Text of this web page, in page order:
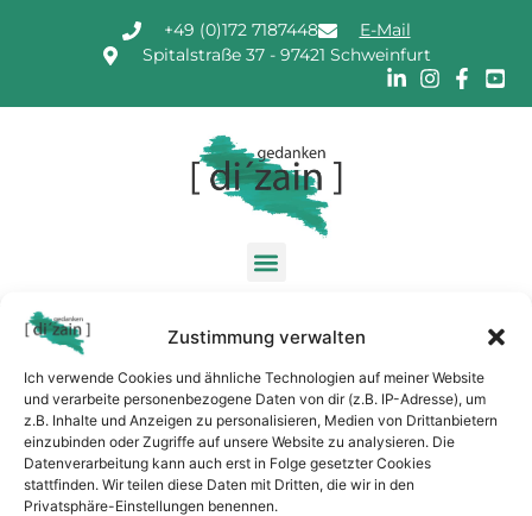
Zustimmung verwalten
Ich verwende Cookies und ähnliche Technologien auf meiner Website
und verarbeite personenbezogene Daten von dir (z.B. IP-Adresse), um
z.B. Inhalte und Anzeigen zu personalisieren, Medien von Drittanbietern
einzubinden oder Zugriffe auf unsere Website zu analysieren. Die
Datenverarbeitung kann auch erst in Folge gesetzter Cookies
stattfinden. Wir teilen diese Daten mit Dritten, die wir in den
Privatsphäre-Einstellungen benennen.
+49 (0)172 7187448
E-Mail
Spitalstraße 37 - 97421 Schweinfurt
Projektmanager 59
Liebe Colette. Ich bin dir unendlich dankbar für deine
Arbeit, dein Sein, deinen wundervollen Ort. Nachdem ich
bei dir war, habe ich erstmal meine innersten Grenzen
„übermalt“. Ich finde es sehr beeindruckend, dass die